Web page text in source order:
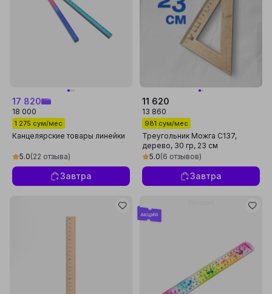
17 820
18 000
1 275 сум/мес
Канцелярские товары линейки
5.0(22 отзыва)
Завтра
11 620
13 860
981 сум/мес
Треугольник Можга С137,
дерево, 30 гр, 23 см
5.0(6 отзывов)
Завтра